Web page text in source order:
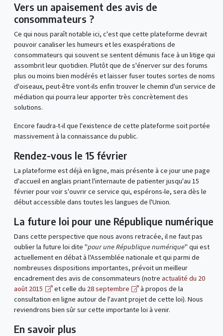
Vers un apaisement des avis de
consommateurs ?
Ce qui nous paraît notable ici, c'est que cette plateforme devrait
pouvoir canaliser les humeurs et les exaspérations de
consommateurs qui souvent se sentent démunis face à un litige qui
assombrit leur quotidien. Plutôt que de s'énerver sur des forums
plus ou moins bien modérés et laisser fuser toutes sortes de noms
d'oiseaux, peut-être vont-ils enfin trouver le chemin d'un service de
médiation qui pourra leur apporter très concrètement des
solutions.
Encore faudra-t-il que l'existence de cette plateforme soit portée
massivement à la connaissance du public.
Rendez-vous le 15 février
La plateforme est déjà en ligne, mais présente à ce jour une page
d'accueil en anglais priant l'internaute de patienter jusqu'au 15
février pour voir s'ouvrir ce service qui, espérons-le, sera dès le
début accessible dans toutes les langues de l'Union.
La future loi pour une République numérique
Dans cette perspective que nous avons retracée, il ne faut pas
oublier la future loi dite "pour une République numérique" qui est
actuellement en débat à l'Assemblée nationale et qui parmi de
nombreuses dispositions importantes, prévoit un meilleur
encadrement des avis de consommateurs (notre actualité du 20
août 2015
et celle du 28 septembre
à propos de la
consultation en ligne autour de l'avant projet de cette loi). Nous
reviendrons bien sûr sur cette importante loi à venir.
En savoir plus